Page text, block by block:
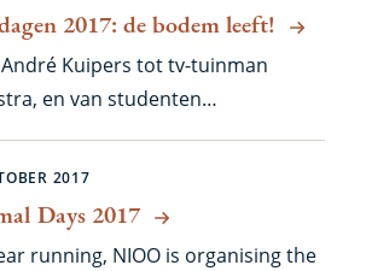
2017: de bodem leeft!
Kuipers tot tv-tuinman
en van studenten
de afgelopen week volop
Bodemdierendagen. Lees
voorproefje van de resultaten.
Days 2017
2017
running, NIOO is organising the